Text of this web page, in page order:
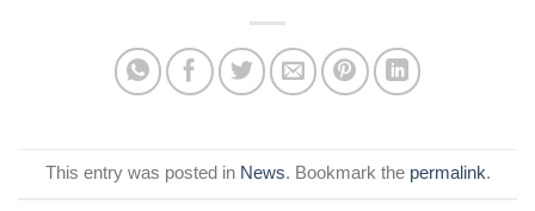
This entry was posted in News. Bookmark the permalink.